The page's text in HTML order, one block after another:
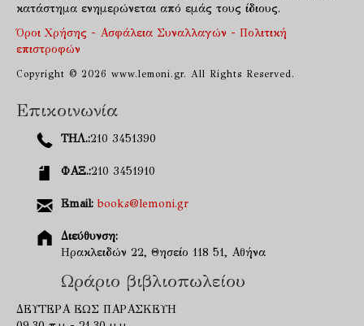
κατάστημα ενημερώνεται από εμάς τους ίδιους.
Όροι Χρήσης - Ασφάλεια Συναλλαγών - Πολιτική
επιστροφών
Copyright © 2026 www.lemoni.gr. All Rights Reserved.
Επικοινωνία
ΤΗΛ.:210 3451390
ΦΑΞ.:210 3451910
Email: books@lemoni.gr
Διεύθυνση:
Ηρακλειδών 22, Θησείο 118 51, Αθήνα
Ωράριο βιβλιοπωλείου
ΔΕΥΤΕΡΑ ΕΩΣ ΠΑΡΑΣΚΕΥΗ